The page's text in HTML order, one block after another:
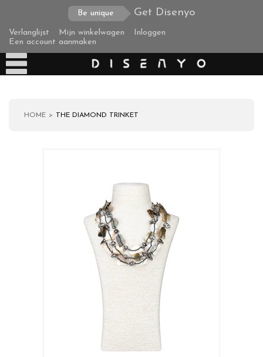
Be unique Get Disenyo
Verlanglijst Mijn winkelwagen
Inloggen
Een account aanmaken
HOME THE DIAMOND TRINKET